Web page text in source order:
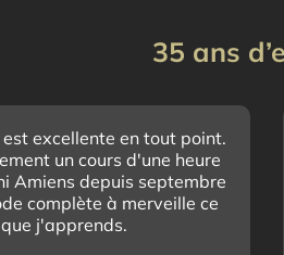
35 ans
excellente en tout point.
un cours d'une heure
Amiens depuis septembre
complète à merveille ce
que j'apprends.